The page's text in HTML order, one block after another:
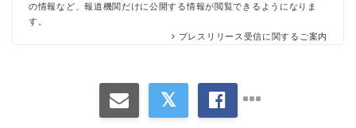
の情報など、報道機関だけに公開する情報が閲覧できるようになりま
す。
プレスリリース受信に関するご案内